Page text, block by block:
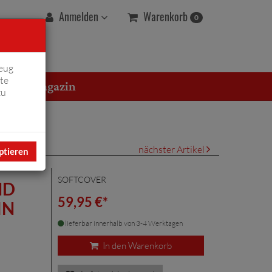
Anmelden Warenkorb 0
Magazin
nächster Artikel
SOFTCOVER
59,95 €*
lieferbar innerhalb von 3-4 Werktagen
In den Warenkorb